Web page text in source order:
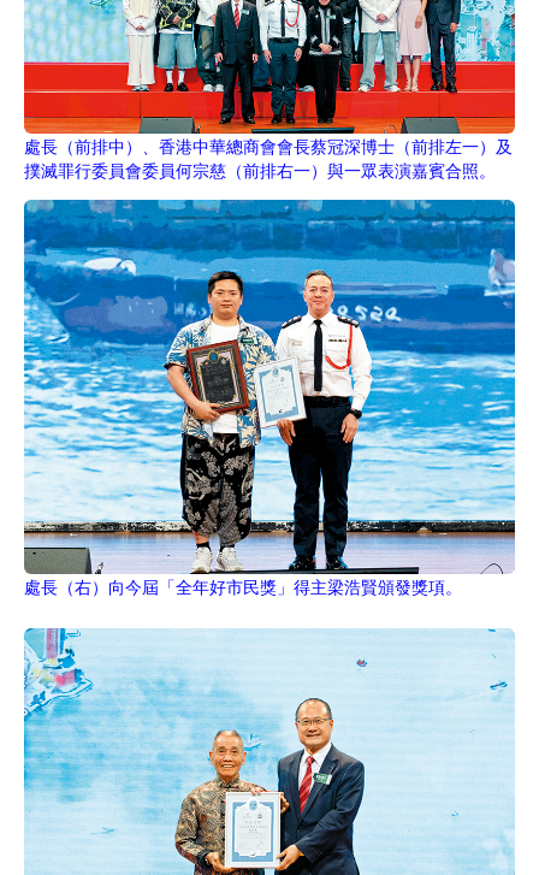
處長（前排中）、香港中華總商會會長蔡冠深博士（前排左一）及
撲滅罪行委員會委員何宗慈（前排右一）與一眾表演嘉賓合照。
處長（右）向今屆「全年好市民獎」得主梁浩賢頒發獎項。